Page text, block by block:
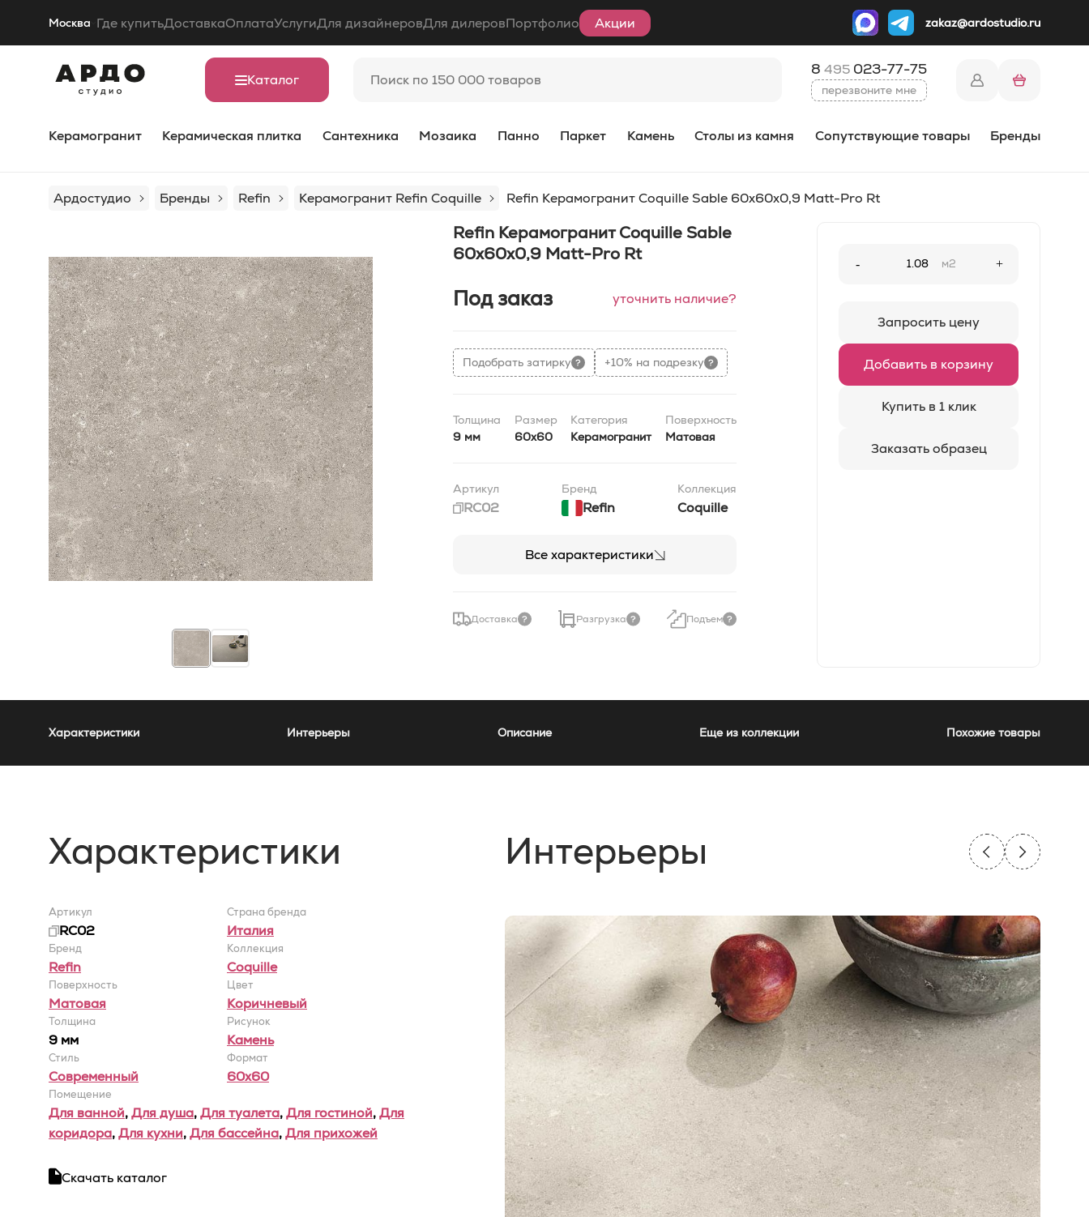
Москва Где купитьДоставкаОплатаУслугиДля дизайнеровДля дилеровПортфолио Акции zakaz@ardostudio.ru
Каталог
8 495 023-77-75
перезвоните мне
Керамогранит Керамическая плитка Сантехника Мозаика Панно Паркет Камень Столы из камня Сопутствующие товары Бренды
Ардостудио Бренды Refin Керамогранит Refin Coquille Refin Керамогранит Coquille Sable 60x60x0,9 Matt-Pro Rt
Refin Керамогранит Coquille Sable
60x60x0,9 Matt-Pro Rt
Под заказ уточнить наличие?
Подобрать затирку +10% на подрезку
Толщина
9 мм
Размер
60x60
Категория
Керамогранит
Поверхность
Матовая
Артикул
RC02
Бренд
Refin
Коллекция
Coquille
Все характеристики
Доставка Разгрузка Подъем
- м2 +
Запросить цену
Добавить в корзину
Купить в 1 клик
Заказать образец
Характеристики Интерьеры Описание Еще из коллекции Похожие товары
Характеристики
Артикул
RC02
Страна бренда
Италия
Бренд
Refin
Коллекция
Coquille
Поверхность
Матовая
Цвет
Коричневый
Толщина
9 мм
Рисунок
Камень
Стиль
Современный
Формат
60x60
Помещение
Для ванной,Для душа,Для туалета,Для гостиной,Для
коридора,Для кухни,Для бассейна,Для прихожей
Скачать каталог
Интерьеры